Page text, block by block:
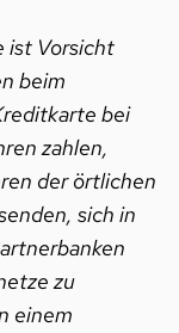
ist Vorsicht
beim
bei
zahlen,
der örtlichen
sich in
zu
einem